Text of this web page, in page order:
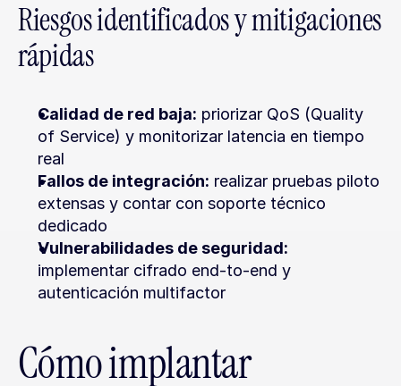
Riesgos identificados y mitigaciones
rápidas
Calidad de red baja: priorizar QoS (Quality
of Service) y monitorizar latencia en tiempo
real
Fallos de integración: realizar pruebas piloto
extensas y contar con soporte técnico
dedicado
Vulnerabilidades de seguridad:
implementar cifrado end-to-end y
autenticación multifactor
Cómo implantar